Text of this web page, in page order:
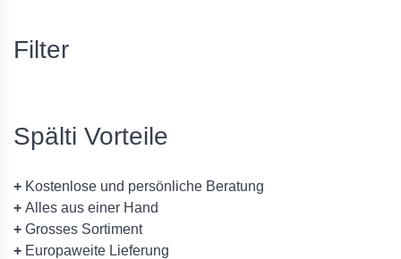
Filter
Spälti Vorteile
+ Kostenlose und persönliche Beratung
+ Alles aus einer Hand
+ Grosses Sortiment
+ Europaweite Lieferung